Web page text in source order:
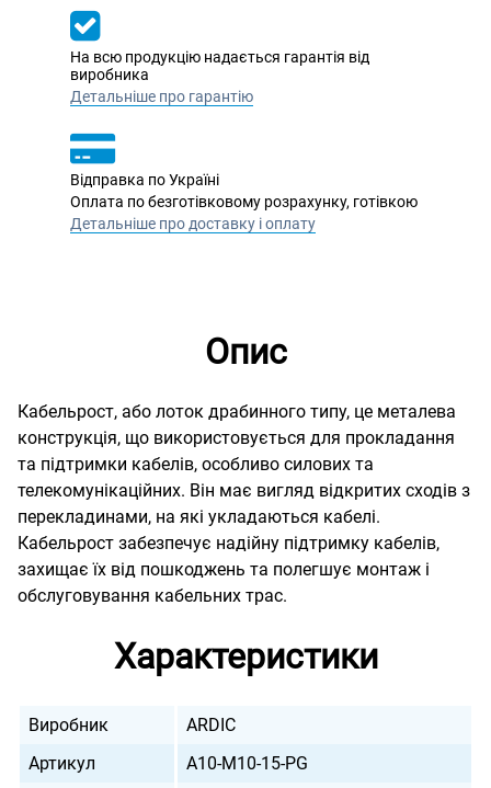
На всю продукцію надається гарантія від
виробника
Детальніше про гарантію
Відправка по Україні
Оплата по безготівковому розрахунку, готівкою
Детальніше про доставку і оплату
Опис
Кабельрост, або лоток драбинного типу, це металева
конструкція, що використовується для прокладання
та підтримки кабелів, особливо силових та
телекомунікаційних. Він має вигляд відкритих сходів з
перекладинами, на які укладаються кабелі.
Кабельрост забезпечує надійну підтримку кабелів,
захищає їх від пошкоджень та полегшує монтаж і
обслуговування кабельних трас.
Характеристики
Виробник
ARDIC
Артикул
A10-M10-15-PG